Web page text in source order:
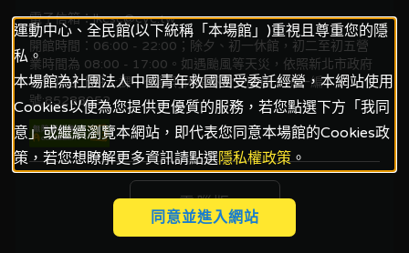
運動中心、全民館(以下統稱「本場館」)重視且尊重您的隱
私。
本場館為社團法人中國青年救國團受委託經營，本網站使用
Cookies以便為您提供更優質的服務，若您點選下方「我同
意」或繼續瀏覽本網站，即代表您同意本場館的Cookies政
策，若您想瞭解更多資訊請點選隱私權政策。
同意並進入網站
電子信箱：lkcsc@cyc.tw
開館時間：06:00 - 22:00；除夕、初一休館，初二至初五營
業時間為 08:00 - 17:00。如遇颱風等天災，依照新北市政府
公告停止上班上課，全館則休館不對外開放。統一編
號:85288052
電腦版